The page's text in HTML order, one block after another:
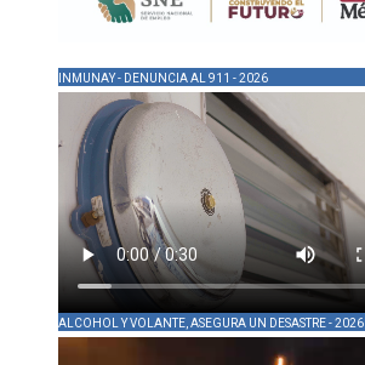
INMUNAY - DENUNCIA AL 911 - 2026
ALCOHOL Y VOLANTE, ASEGURA UN DESASTRE - 2026